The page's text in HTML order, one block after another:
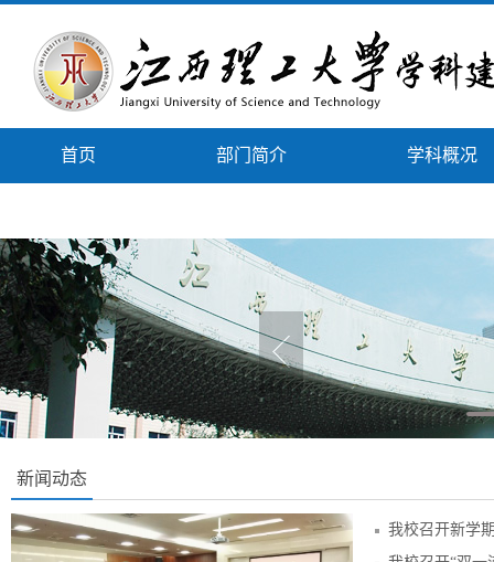
首页 部门简介 学科概况
新闻动态